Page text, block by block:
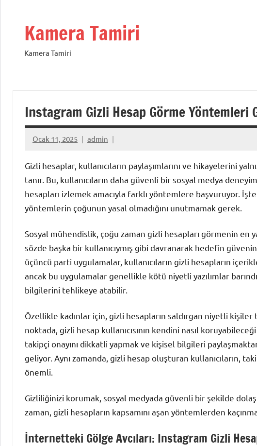
Kamera Tamiri
Kamera Tamiri
Instagram Gizli Hesap Görme Yöntemleri
Ocak 11, 2025 admin
Gizli hesaplar, kullanıcıların paylaşımlarını ve hikayelerini
tanır. Bu, kullanıcıların daha güvenli bir sosyal medya
hesapları izlemek amacıyla farklı yöntemlere başvuruyor.
yöntemlerin çoğunun yasal olmadığını unutmamak gerek.
Sosyal mühendislik, çoğu zaman gizli hesapları görmenin en
sözde başka bir kullanıcıymış gibi davranarak hedefin
üçüncü parti uygulamalar, kullanıcıların gizli hesapların
ancak bu uygulamalar genellikle kötü niyetli yazılımlar
bilgilerini tehlikeye atabilir.
Özellikle kadınlar için, gizli hesapların saldırgan niyetli kişiler
noktada, gizli hesap kullanıcısının kendini nasıl
takipçi onayını dikkatli yapmak ve kişisel bilgileri
geliyor. Aynı zamanda, gizli hesap oluşturan kullanıcıların,
önemli.
Gizliliğinizi korumak, sosyal medyada güvenli bir şekilde
zaman, gizli hesapların kapsamını aşan yöntemlerden
İnternetteki Gölge Avcıları: Instagram Gizli